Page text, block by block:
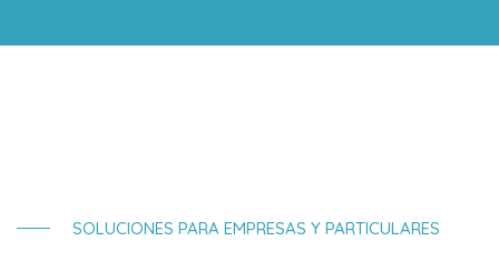
SOLUCIONES PARA EMPRESAS Y PARTICULARES